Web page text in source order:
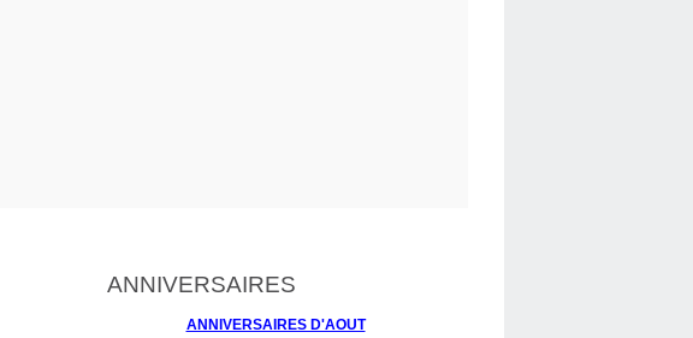
ANNIVERSAIRES
ANNIVERSAIRES D'AOUT